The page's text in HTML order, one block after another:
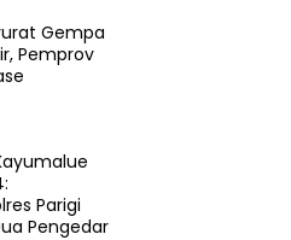
Gempa
Pemprov
Parigi
Pengedar